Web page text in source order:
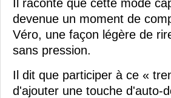
Il raconte que cette mode
devenue un moment de
Véro, une façon légère de
sans pression.
Il dit que participer à ce «
d'ajouter une touche d'auto-